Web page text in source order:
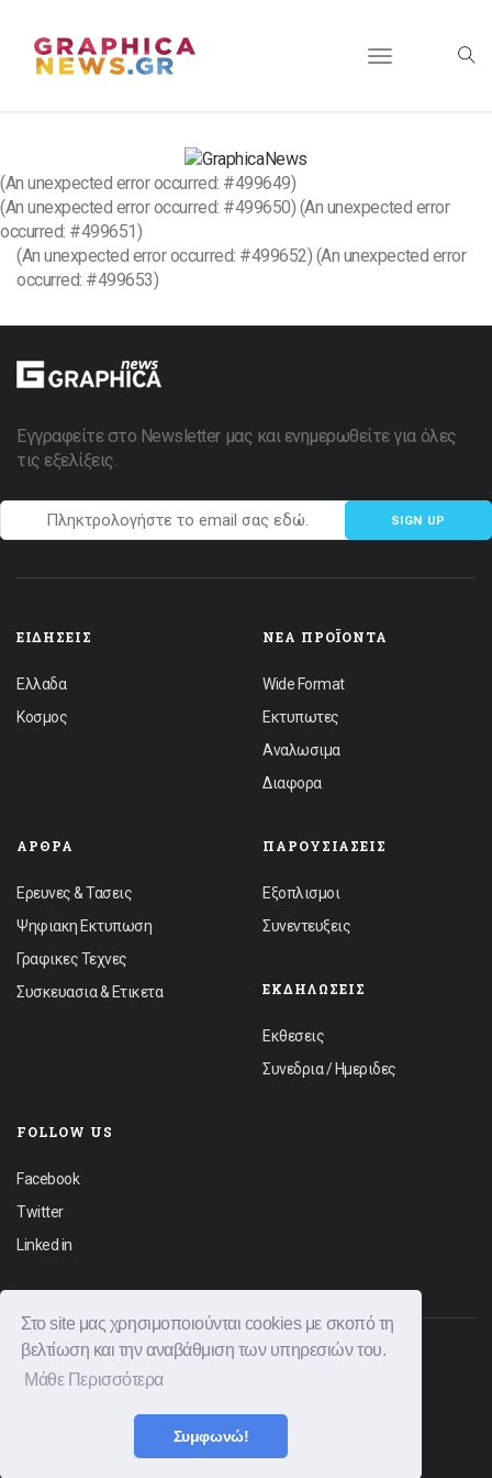
Στο site μας χρησιμοποιούνται cookies με σκοπό τη
βελτίωση και την αναβάθμιση των υπηρεσιών του.
Μάθε Περισσότερα
Συμφωνώ!
Toggle
(An unexpected error occurred: #499649)
(An unexpected error occurred: #499650) (An unexpected error
occurred: #499651)
(An unexpected error occurred: #499652) (An unexpected error
occurred: #499653)
Εγγραφείτε στο Newsletter μας και ενημερωθείτε για όλες
τις εξελίξεις.
SIGN UP
ΕΙΔΉΣΕΙΣ
Ελλαδα
Κοσμος
ΝΈΑ ΠΡΟΪΌΝΤΑ
Wide Format
Εκτυπωτες
Αναλωσιμα
Διαφορα
ΆΡΘΡΑ
Ερευνες & Τασεις
Ψηφιακη Εκτυπωση
Γραφικες Τεχνες
Συσκευασια & Ετικετα
ΠΑΡΟΥΣΙΆΣΕΙΣ
Εξοπλισμοι
Συνεντευξεις
ΕΚΔΗΛΏΣΕΙΣ
Εκθεσεις
Συνεδρια / Ημεριδες
FOLLOW US
Facebook
Twitter
Linked in
Πολιτική Απορρήτου
Bitamin